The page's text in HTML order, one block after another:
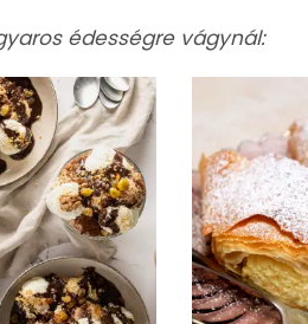
édességre vágynál: